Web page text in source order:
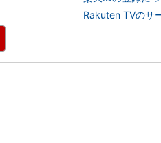
Rakuten TVのサ